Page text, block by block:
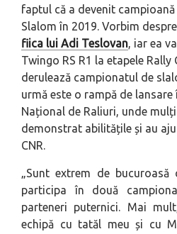
faptul că a devenit
Slalom în 2019. Vorbim
fiica lui Adi Teslovan, iar ea
Twingo RS R1 la etapele Rally
derulează campionatul de
urmă este o rampă de
Național de Raliuri, unde
demonstrat abilitățile și au
CNR.
„Sunt extrem de
participa în două
parteneri puternici. Mai
echipă cu tatăl meu și cu